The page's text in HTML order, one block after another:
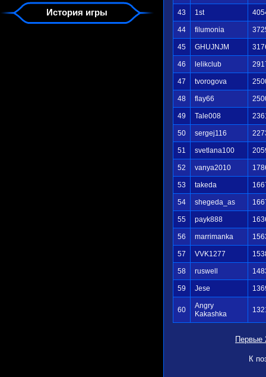
История игры 43 1st
44 filumonia
45 GHUJNJM
46 lelikclub
47 tvorogova
48 flay66
49 Tale008
50 sergej116
51 svetlana100
52 vanya2010
53 takeda
54 shegeda_as
55 payk888
56 marrimanka
57 VVK1277
58 ruswell
59 Jese
60
Angry
Kakashka
Первые
К